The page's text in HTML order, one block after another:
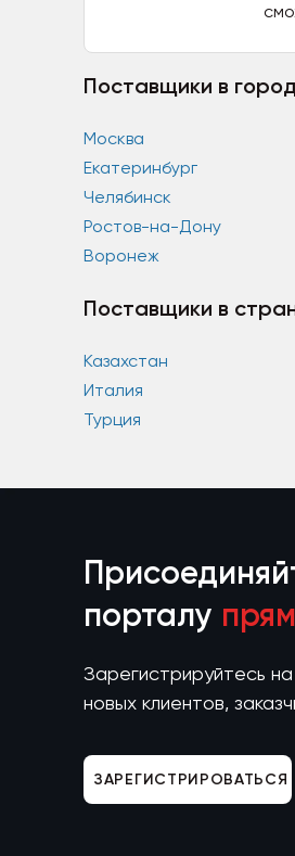
Поставщики в
Москва
Екатеринбург
Челябинск
Ростов-на-Дону
Воронеж
Поставщики в
Казахстан
Италия
Турция
порталу
Зарегистрируйтесь
новых клиентов,
ЗАРЕГИСТРИРОВАТЬСЯ